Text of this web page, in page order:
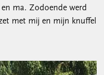
en ma. Zodoende werd
met mij en mijn knuffel